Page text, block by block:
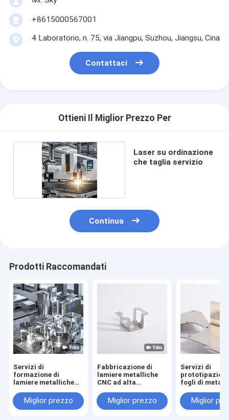
+8615000567001
4 Laboratorio, n. 75, via Jiangpu, Suzhou, Jiangsu, Cina
Contattaci
Ottieni Il Miglior Prezzo Per
Laser su ordinazione
che taglia servizio
Continua
Prodotti Raccomandati
Servizi di
formazione di
lamiere metalliche
Miglior prezzo
Fabbricazione di
lamiere metalliche
CNC ad alta
Miglior prezzo
Servizi di
fogli di
Miglior